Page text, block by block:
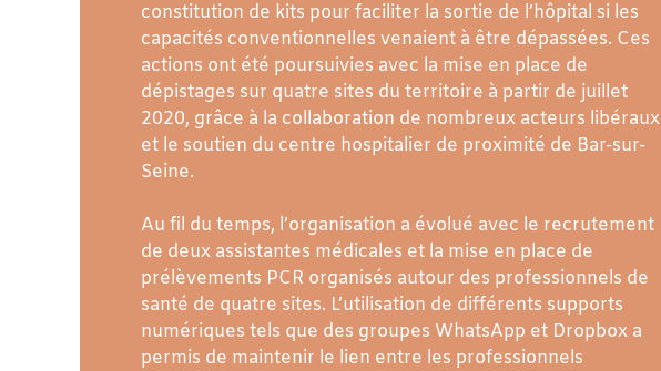
constitution de kits pour faciliter la sortie de l’hôpital si les
capacités conventionnelles venaient à être dépassées. Ces
actions ont été poursuivies avec la mise en place de
dépistages sur quatre sites du territoire à partir de juillet
2020, grâce à la collaboration de nombreux acteurs libéraux
et le soutien du centre hospitalier de proximité de Bar-sur-
Seine.
Au fil du temps, l’organisation a évolué avec le recrutement
de deux assistantes médicales et la mise en place de
prélèvements PCR organisés autour des professionnels de
santé de quatre sites. L’utilisation de différents supports
numériques tels que des groupes WhatsApp et Dropbox a
permis de maintenir le lien entre les professionnels